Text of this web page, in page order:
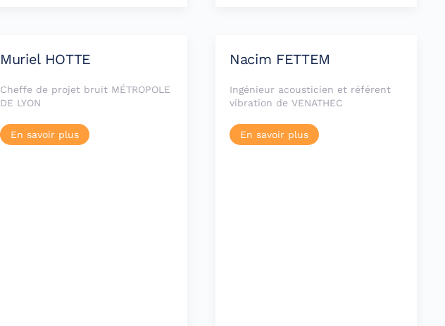
Muriel HOTTE
Cheffe de projet bruit MÉTROPOLE
DE LYON
En savoir plus
Nacim FETTEM
Ingénieur acousticien et référent
vibration de VENATHEC
En savoir plus